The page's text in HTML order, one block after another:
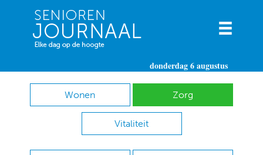
donderdag 6 augustus
Wonen Zorg
Vitaliteit